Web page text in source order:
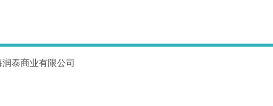
润泰商业有限公司